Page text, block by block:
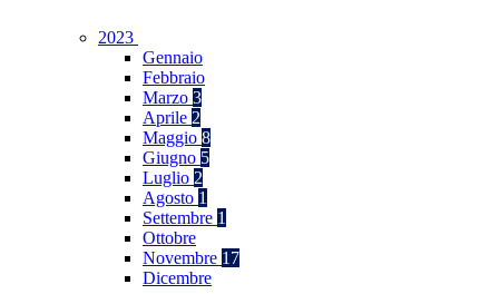
2023
Gennaio
Febbraio
Marzo 3
Aprile 2
Maggio 8
Giugno 5
Luglio 2
Agosto 1
Settembre 1
Ottobre
Novembre 17
Dicembre